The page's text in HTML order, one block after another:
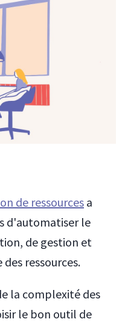
de ressources a
d'automatiser le
de gestion et
ressources.
la complexité des
le bon outil de